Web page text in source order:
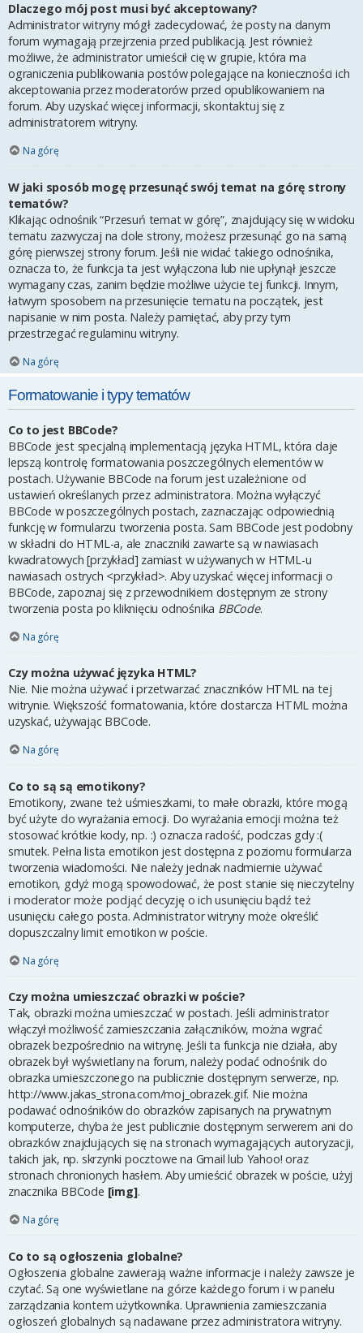
Dlaczego mój post musi być akceptowany?
Administrator witryny mógł zadecydować, że posty na danym
forum wymagają przejrzenia przed publikacją. Jest również
możliwe, że administrator umieścił cię w grupie, która ma
ograniczenia publikowania postów polegające na konieczności ich
akceptowania przez moderatorów przed opublikowaniem na
forum. Aby uzyskać więcej informacji, skontaktuj się z
administratorem witryny.
Na górę
W jaki sposób mogę przesunąć swój temat na górę strony
tematów?
Klikając odnośnik “Przesuń temat w górę”, znajdujący się w widoku
tematu zazwyczaj na dole strony, możesz przesunąć go na samą
górę pierwszej strony forum. Jeśli nie widać takiego odnośnika,
oznacza to, że funkcja ta jest wyłączona lub nie upłynął jeszcze
wymagany czas, zanim będzie możliwe użycie tej funkcji. Innym,
łatwym sposobem na przesunięcie tematu na początek, jest
napisanie w nim posta. Należy pamiętać, aby przy tym
przestrzegać regulaminu witryny.
Na górę
Formatowanie i typy tematów
Co to jest BBCode?
BBCode jest specjalną implementacją języka HTML, która daje
lepszą kontrolę formatowania poszczególnych elementów w
postach. Używanie BBCode na forum jest uzależnione od
ustawień określanych przez administratora. Można wyłączyć
BBCode w poszczególnych postach, zaznaczając odpowiednią
funkcję w formularzu tworzenia posta. Sam BBCode jest podobny
w składni do HTML-a, ale znaczniki zawarte są w nawiasach
kwadratowych [przykład] zamiast w używanych w HTML-u
nawiasach ostrych <przykład>. Aby uzyskać więcej informacji o
BBCode, zapoznaj się z przewodnikiem dostępnym ze strony
tworzenia posta po kliknięciu odnośnika BBCode.
Na górę
Czy można używać języka HTML?
Nie. Nie można używać i przetwarzać znaczników HTML na tej
witrynie. Większość formatowania, które dostarcza HTML można
uzyskać, używając BBCode.
Na górę
Co to są są emotikony?
Emotikony, zwane też uśmieszkami, to małe obrazki, które mogą
być użyte do wyrażania emocji. Do wyrażania emocji można też
stosować krótkie kody, np. :) oznacza radość, podczas gdy :(
smutek. Pełna lista emotikon jest dostępna z poziomu formularza
tworzenia wiadomości. Nie należy jednak nadmiernie używać
emotikon, gdyż mogą spowodować, że post stanie się nieczytelny
i moderator może podjąć decyzję o ich usunięciu bądź też
usunięciu całego posta. Administrator witryny może określić
dopuszczalny limit emotikon w poście.
Na górę
Czy można umieszczać obrazki w poście?
Tak, obrazki można umieszczać w postach. Jeśli administrator
włączył możliwość zamieszczania załączników, można wgrać
obrazek bezpośrednio na witrynę. Jeśli ta funkcja nie działa, aby
obrazek był wyświetlany na forum, należy podać odnośnik do
obrazka umieszczonego na publicznie dostępnym serwerze, np.
http://www.jakas_strona.com/moj_obrazek.gif. Nie można
podawać odnośników do obrazków zapisanych na prywatnym
komputerze, chyba że jest publicznie dostępnym serwerem ani do
obrazków znajdujących się na stronach wymagających autoryzacji,
takich jak, np. skrzynki pocztowe na Gmail lub Yahoo! oraz
stronach chronionych hasłem. Aby umieścić obrazek w poście, użyj
znacznika BBCode [img].
Na górę
Co to są ogłoszenia globalne?
Ogłoszenia globalne zawierają ważne informacje i należy zawsze je
czytać. Są one wyświetlane na górze każdego forum i w panelu
zarządzania kontem użytkownika. Uprawnienia zamieszczania
ogłoszeń globalnych są nadawane przez administratora witryny.